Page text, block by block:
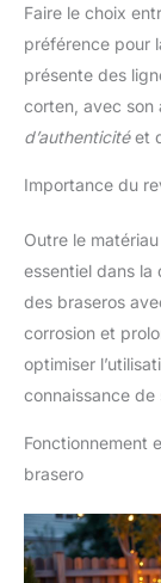
Faire le choix
préférence pour
présente des
corten, avec son
d’authenticitéet
Importance du
Outre le
essentiel dans la
des braseros
corrosion et
optimiser
connaissance
Fonctionnement
brasero